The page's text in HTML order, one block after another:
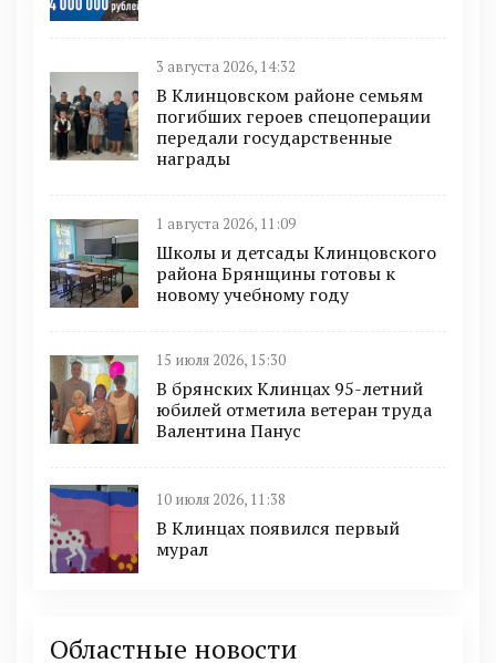
3 августа 2026, 14:32
В Клинцовском районе семьям
погибших героев спецоперации
передали государственные
награды
1 августа 2026, 11:09
Школы и детсады Клинцовского
района Брянщины готовы к
новому учебному году
15 июля 2026, 15:30
В брянских Клинцах 95-летний
юбилей отметила ветеран труда
Валентина Панус
10 июля 2026, 11:38
В Клинцах появился первый
мурал
Областные новости